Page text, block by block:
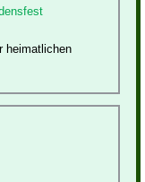
heimatlichen